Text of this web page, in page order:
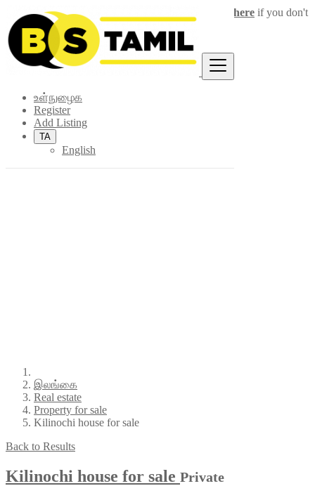
உள்நுழைக
Register
Add Listing
TA
English
Loginfor faster access to the best deals. Click here if you don't
have an account.
இலங்கை
Real estate
Property for sale
Kilinochi house for sale
Back to Results
Kilinochi house for sale Private